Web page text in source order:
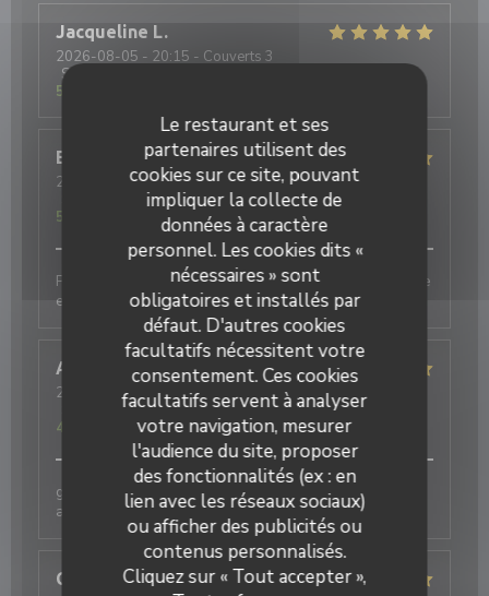
Le restaurant et ses
partenaires utilisent des
cookies sur ce site, pouvant
impliquer la collecte de
données à caractère
personnel. Les cookies dits «
nécessaires » sont
obligatoires et installés par
défaut. D'autres cookies
facultatifs nécessitent votre
consentement. Ces cookies
facultatifs servent à analyser
votre navigation, mesurer
l'audience du site, proposer
des fonctionnalités (ex : en
lien avec les réseaux sociaux)
ou afficher des publicités ou
contenus personnalisés.
Cliquez sur « Tout accepter »,
Jacqueline L
2026-08-05 - 20:15 - Couverts 3
Service
5
Eric
2026-08-06- 20:00 - Couverts 1
Ambiance:5 /5 Cuisine:5/5 Qualité / Prix
5
Produits de qualité, cuisine fine et originale. Une belle
expérience
Annie
2026-08-05- 12:30 - Couverts 2
5/5 Ambiance :5/5 Cuisine :5/5 Qualité / Prix
4
galettes originales et délicieuses , bien
accompagnées par le cidre
Christelle B